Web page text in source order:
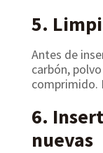
5.
Antes de
carbón,
comprimido.
6.
nuevas